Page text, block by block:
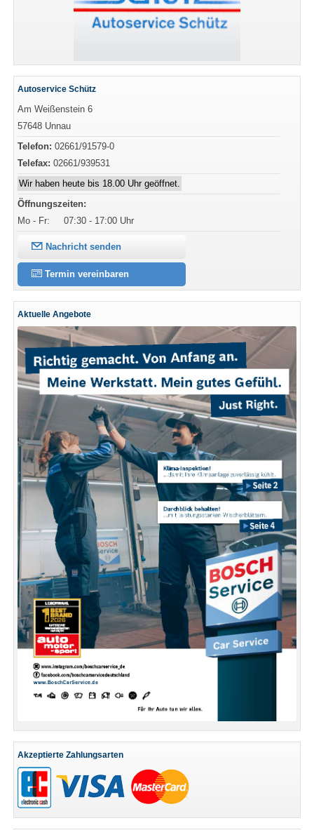
Autoservice Schütz
Am Weißenstein 6
57648 Unnau
Telefon: 02661/91579-0
Telefax: 02661/939531
Wir haben heute bis 18.00 Uhr geöffnet.
Öffnungszeiten:
Mo - Fr:
07:30 - 17:00 Uhr
Nachricht senden
Termin vereinbaren
Aktuelle Angebote
Akzeptierte Zahlungsarten